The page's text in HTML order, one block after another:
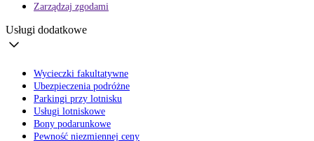
Zarządzaj zgodami
Usługi dodatkowe
Wycieczki fakultatywne
Ubezpieczenia podróżne
Parkingi przy lotnisku
Usługi lotniskowe
Bony podarunkowe
Pewność niezmiennej ceny